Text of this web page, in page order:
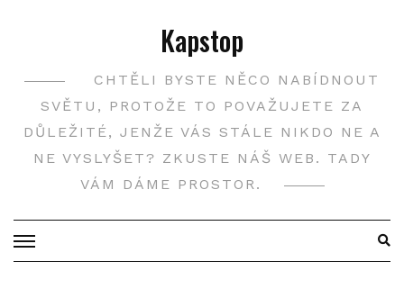
Kapstop
CHTĚLI BYSTE NĚCO NABÍDNOUT
SVĚTU, PROTOŽE TO POVAŽUJETE ZA
DŮLEŽITÉ, JENŽE VÁS STÁLE NIKDO NE A
NE VYSLYŠET? ZKUSTE NÁŠ WEB. TADY
VÁM DÁME PROSTOR.